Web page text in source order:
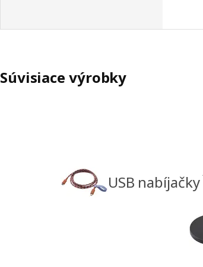
Súvisiace výrobky
USB nabíjačky